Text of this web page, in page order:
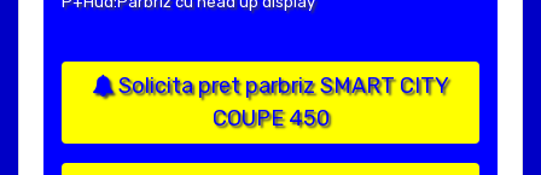
Solicita pret parbriz SMART CITY
COUPE 450